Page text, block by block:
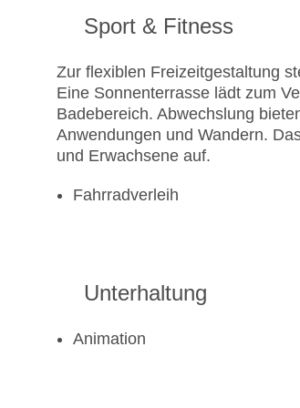
Sport & Fitness
Zur flexiblen Freizeitgestaltung
Eine Sonnenterrasse lädt zum
Badebereich. Abwechslung
Anwendungen und Wandern.
und Erwachsene auf.
Fahrradverleih
Unterhaltung
Animation